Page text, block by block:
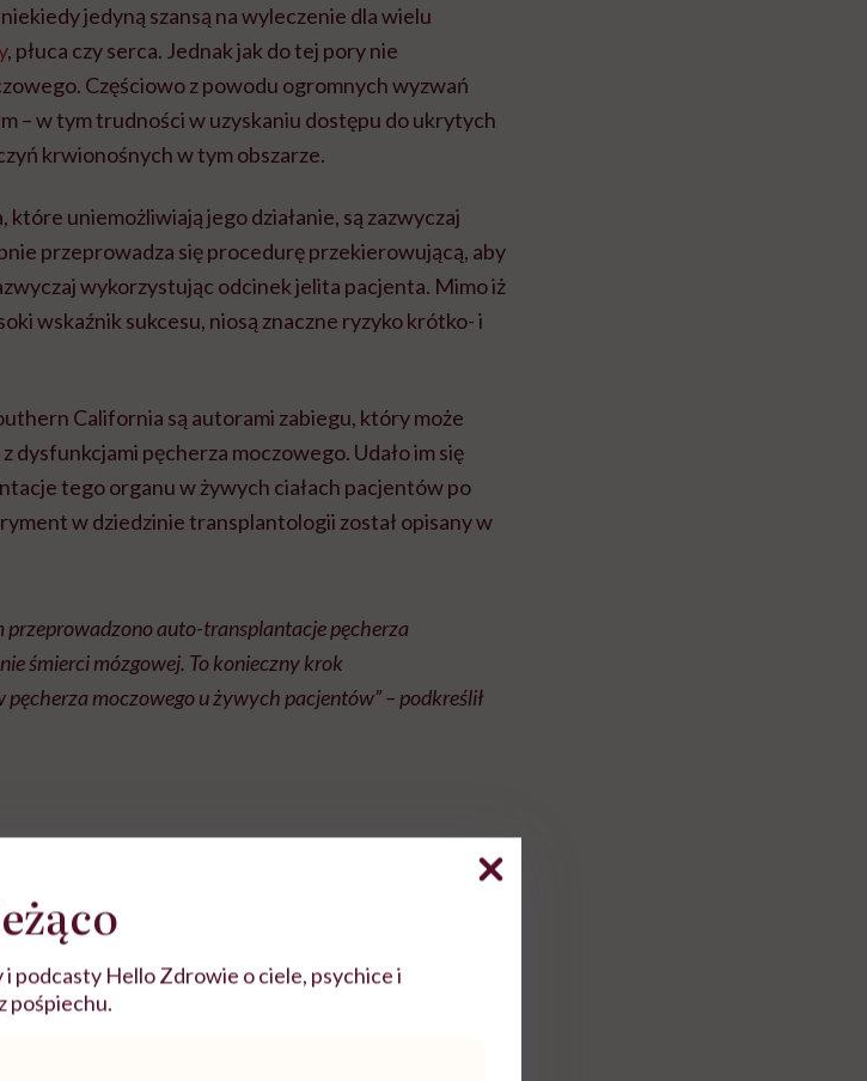
jedyną szansą na wyleczenie dla wielu
, płuca czy serca. Jednak jak do tej pory nie
Częściowo z powodu ogromnych wyzwań
– w tym trudności w uzyskaniu dostępu do ukrytych
krwionośnych w tym obszarze.
uniemożliwiają jego działanie, są zazwyczaj
przeprowadza się procedurę przekierowującą, aby
wykorzystując odcinek jelita pacjenta. Mimo iż
wskaźnik sukcesu, niosą znaczne ryzyko krótko- i
California są autorami zabiegu, który może
dysfunkcjami pęcherza moczowego. Udało im się
tego organu w żywych ciałach pacjentów po
w dziedzinie transplantologii został opisany w
auto-transplantacje pęcherza
śmierci mózgowej. To konieczny krok
moczowego u żywych pacjentów” – podkreślił
podcasty Hello Zdrowie o ciele, psychice i
pośpiechu.